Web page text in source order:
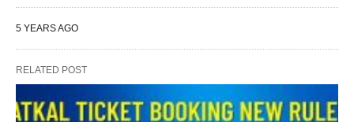
5 YEARS AGO
RELATED POST